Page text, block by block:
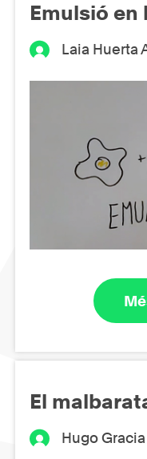
Emulsió
Laia Huerta
El
Hugo